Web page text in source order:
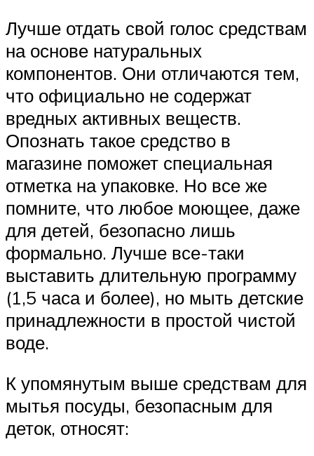
Лучше отдать свой голос средствам
на основе натуральных
компонентов. Они отличаются тем,
что официально не содержат
вредных активных веществ.
Опознать такое средство в
магазине поможет специальная
отметка на упаковке. Но все же
помните, что любое моющее, даже
для детей, безопасно лишь
формально. Лучше все-таки
выставить длительную программу
(1,5 часа и более), но мыть детские
принадлежности в простой чистой
воде.
К упомянутым выше средствам для
мытья посуды, безопасным для
деток, относят: